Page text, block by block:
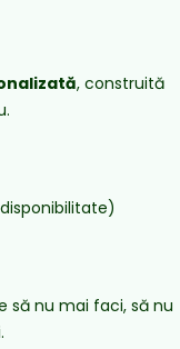
, construită
să nu mai faci, să nu